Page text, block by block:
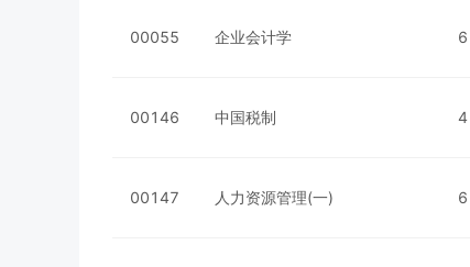
00055 企业会计学 6
00146 中国税制 4
00147 人力资源管理(一) 6